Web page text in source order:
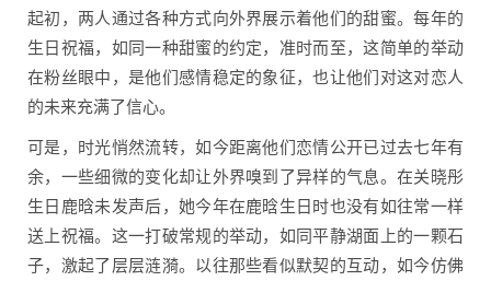
起初，两人通过各种方式向外界展示着他们的甜蜜。每年的
生日祝福，如同一种甜蜜的约定，准时而至，这简单的举动
在粉丝眼中，是他们感情稳定的象征，也让他们对这对恋人
的未来充满了信心。
可是，时光悄然流转，如今距离他们恋情公开已过去七年有
余，一些细微的变化却让外界嗅到了异样的气息。在关晓彤
生日鹿晗未发声后，她今年在鹿晗生日时也没有如往常一样
送上祝福。这一打破常规的举动，如同平静湖面上的一颗石
子，激起了层层涟漪。以往那些看似默契的互动，如今仿佛